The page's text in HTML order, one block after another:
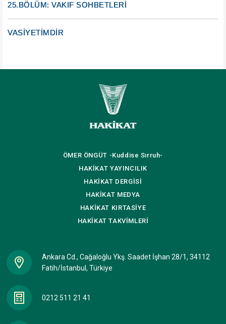
25.BÖLÜM: VAKIF SOHBETLERİ
VASİYETİMDİR
ÖMER ÖNGÜT -Kuddise Sırruh-
HAKİKAT YAYINCILIK
HAKİKAT DERGİSİ
HAKİKAT MEDYA
HAKİKAT KIRTASİYE
HAKİKATTAKVİMLERİ
Ankara Cd., Cağaloğlu Ykş. Saadet İşhan 28/1, 34112
Fatih/İstanbul, Türkiye
0212 511 21 41